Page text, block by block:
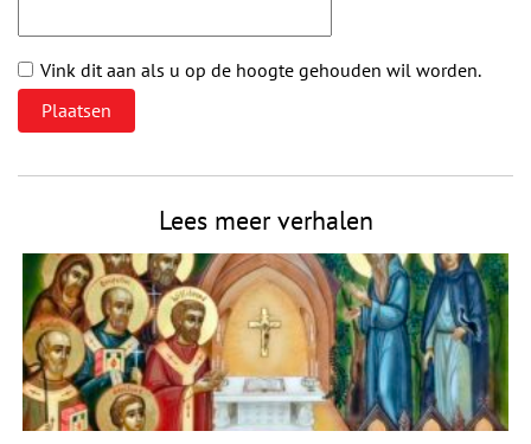
Vink dit aan als u op de hoogte gehouden wil worden.
Lees meer verhalen